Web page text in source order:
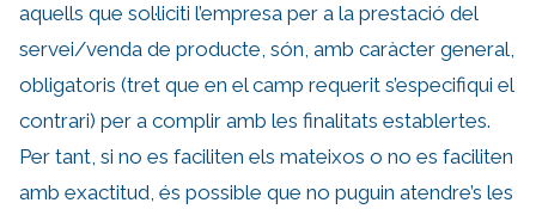
aquells que sol·liciti l’empresa per a la prestació del
servei/venda de producte, són, amb caràcter general,
obligatoris (tret que en el camp requerit s’especifiqui el
contrari) per a complir amb les finalitats establertes.
Per tant, si no es faciliten els mateixos o no es faciliten
amb exactitud, és possible que no puguin atendre’s les